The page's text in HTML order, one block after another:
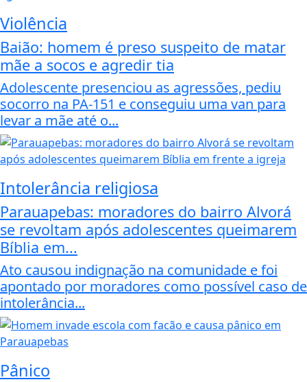
Violência
Baião: homem é preso suspeito de matar
mãe a socos e agredir tia
Adolescente presenciou as agressões, pediu
socorro na PA-151 e conseguiu uma van para
levar a mãe até o...
Intolerância religiosa
Parauapebas: moradores do bairro Alvorá
se revoltam após adolescentes queimarem
Bíblia em...
Ato causou indignação na comunidade e foi
apontado por moradores como possível caso de
intolerância...
Pânico